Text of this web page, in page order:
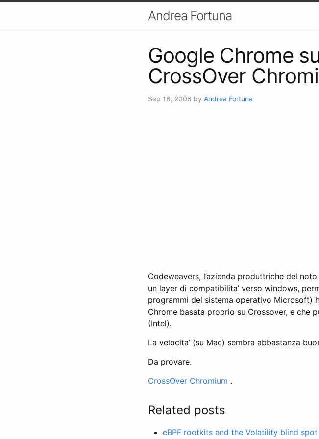
Andrea Fortuna
Google Chrome
CrossOver
Sep 16, 2008 by Andrea Fortuna
Codeweavers, l’azienda produttriche del
un layer di compatibilita’ verso windows,
programmi del sistema operativo Microsoft)
Chrome basata proprio su Crossover, e che
(Intel).
La velocita’ (su Mac) sembra abbastanza
Da provare.
CrossOver Chromium .
Related posts
eBPF rootkits and the Volatility blind